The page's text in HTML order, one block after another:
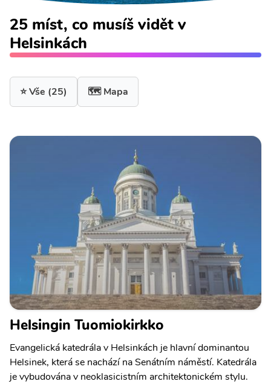
25 míst, co musíš vidět v
Helsinkách
⭐ Vše (25) 🗺️ Mapa
Helsingin Tuomiokirkko
Evangelická katedrála v Helsinkách je hlavní dominantou
Helsinek, která se nachází na Senátním náměstí. Katedrála
je vybudována v neoklasicistním architektonickém stylu.